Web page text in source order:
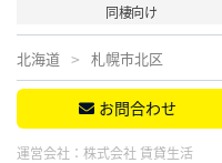
同棲向け
北海道 札幌市北区
お問合わせ
運営会社： 株式会社 賃貸生活